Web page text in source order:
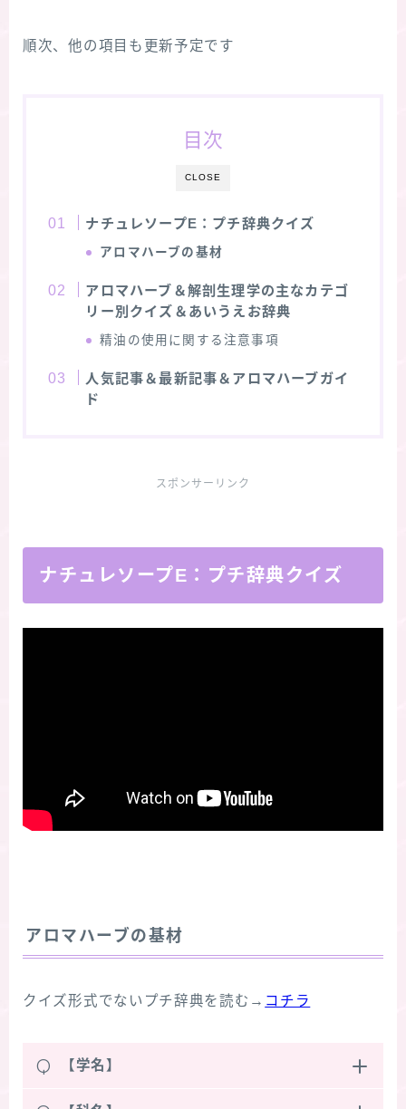
順次、他の項目も更新予定です
CLOSE
目次
ナチュレソープE ：プチ辞典クイズ
アロマハーブの基材
アロマハーブ＆解剖生理学の主なカテゴ
リー別クイズ＆あいうえお辞典
精油の使用に関する注意事項
人気記事＆最新記事＆アロマハーブガイ
ド
スポンサーリンク
ナチュレソープE ：プチ辞典クイズ
アロマハーブの基材
クイズ形式でないプチ辞典を読む→ コチラ
Q 【学名】